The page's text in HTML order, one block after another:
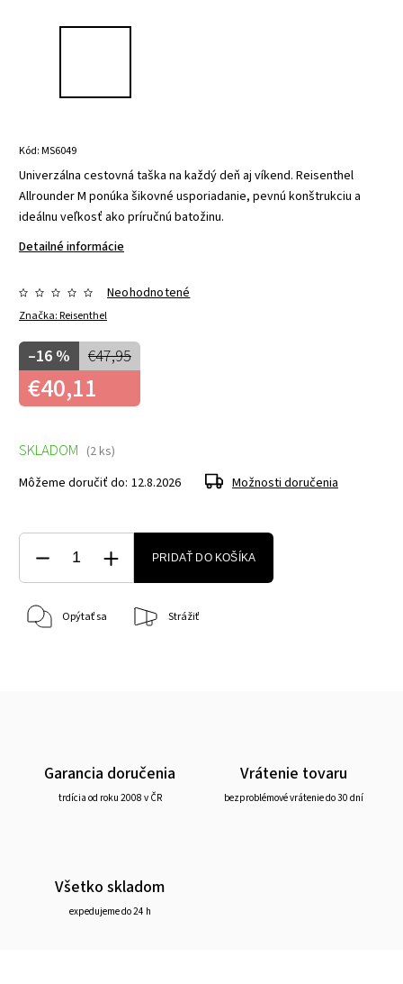
Kód:MS6049
Univerzálna cestovná taška na každý deň aj víkend. Reisenthel
Allrounder M ponúka šikovné usporiadanie, pevnú konštrukciu a
ideálnu veľkosť ako príručnú batožinu.
Detailné informácie
Značka:Reisenthel
Neohodnotené
€47,95
–16 %
€40,11
SKLADOM (2 ks)
Môžeme doručiť do: 12.8.2026 Možnosti doručenia
PRIDAŤ DO KOŠÍKA
Opýtať sa Strážiť
Garancia doručenia
trdícia od roku 2008 v ČR
Vrátenie tovaru
bezproblémové vrátenie do 30 dní
Všetko skladom
expedujeme do 24 h